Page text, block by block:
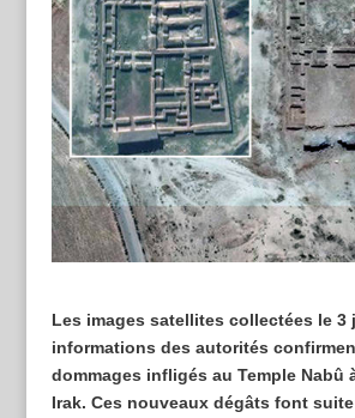
Les images satellites collectées le 3
informations des autorités
dommages infligés au Temple Nabû
Irak. Ces nouveaux dégâts font